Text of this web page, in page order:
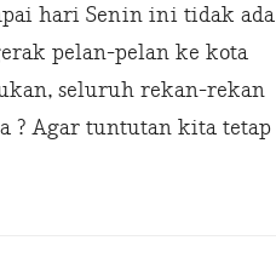
hari Senin ini tidak ada
pelan-pelan ke kota
seluruh rekan-rekan
? Agar tuntutan kita tetap